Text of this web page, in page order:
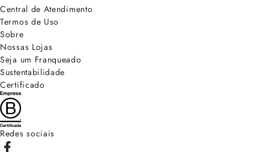
Central de Atendimento
Termos de Uso
Sobre
Nossas Lojas
Seja um Franqueado
Sustentabilidade
Certificado
Redes sociais